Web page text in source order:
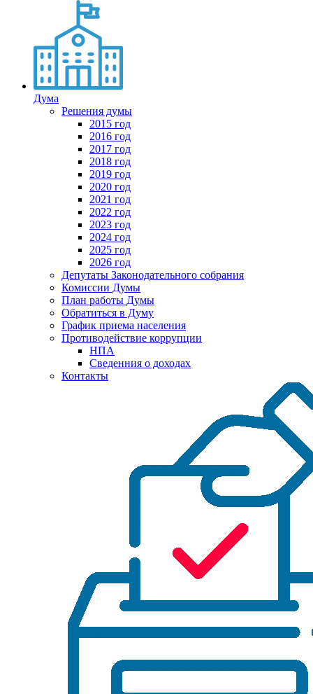
Дума
Решения думы
2015 год
2016 год
2017 год
2018 год
2019 год
2020 год
2021 год
2022 год
2023 год
2024 год
2025 год
2026 год
Депутаты Законодательного собрания
Комиссии Думы
План работы Думы
Обратиться в Думу
График приема населения
Противодействие коррупции
НПА
Сведенния о доходах
Контакты